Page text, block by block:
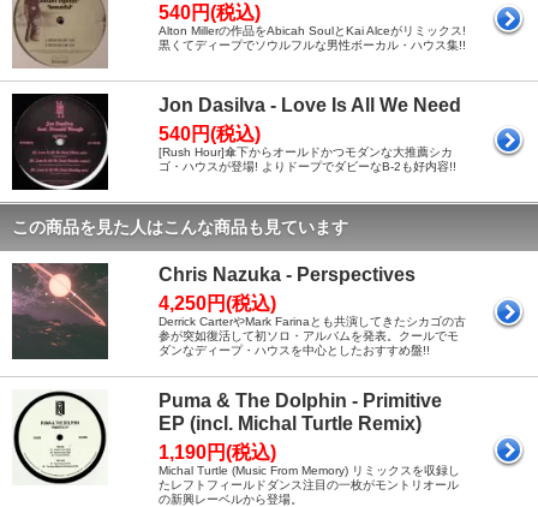
540円(税込)
Alton Millerの作品をAbicah SoulとKai Alceがリミックス!
黒くてディープでソウルフルな男性ボーカル・ハウス集!!
Jon Dasilva - Love Is All We Need
540円(税込)
[Rush Hour]傘下からオールドかつモダンな大推薦シカ
ゴ・ハウスが登場! よりドープでダビーなB-2も好内容!!
この商品を見た人はこんな商品も見ています
Chris Nazuka - Perspectives
4,250円(税込)
Derrick CarterやMark Farinaとも共演してきたシカゴの古
参が突如復活して初ソロ・アルバムを発表。クールでモ
ダンなディープ・ハウスを中心としたおすすめ盤!!
Puma & The Dolphin - Primitive
EP (incl. Michal Turtle Remix)
1,190円(税込)
Michal Turtle (Music From Memory) リミックスを収録し
たレフトフィールドダンス注目の一枚がモントリオール
の新興レーベルから登場。